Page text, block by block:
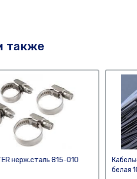
также
нерж.сталь 815-010
белая